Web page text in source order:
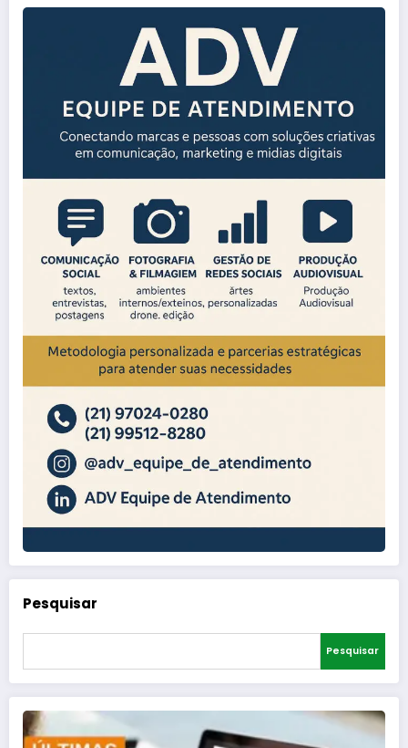
Pesquisar
Pesquisar